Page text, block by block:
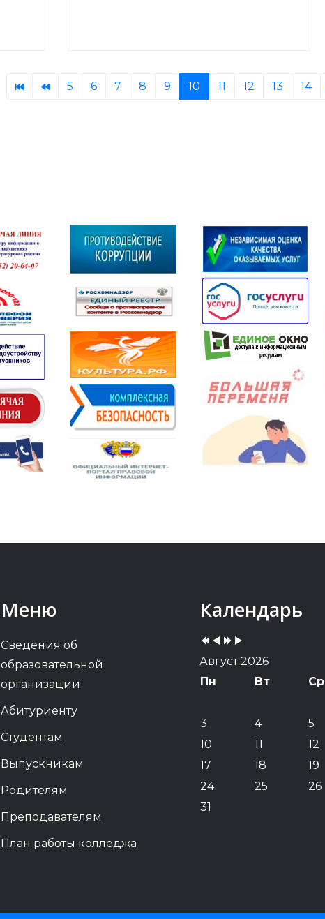
5 6 7 8 9 10 11 12 13 14
Меню
Сведения об
образовательной
организации
Абитуриенту
Студентам
Выпускникам
Родителям
Преподавателям
План работы колледжа
Календарь
Previous
Year
Previous
Month
YearMonth
Август 2026
Пн
Вт Ср
3
4 5
10
11 12
17
18 19
24
25 26
31